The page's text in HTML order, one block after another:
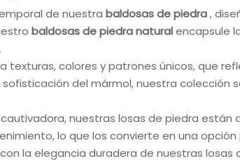
de nuestra baldosas de piedra,
baldosas de piedra naturalencapsule
texturas, colores y patrones únicos, que
del mármol, nuestra
nuestras losas de piedra
lo que los convierte en una
la elegancia duradera de nuestras